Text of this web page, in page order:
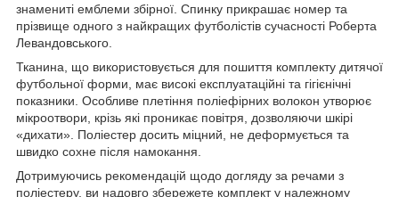
знамениті емблеми збірної. Спинку прикрашає номер та
прізвище одного з найкращих футболістів сучасності Роберта
Левандовського.
Тканина, що використовується для пошиття комплекту дитячої
футбольної форми, має високі експлуатаційні та гігієнічні
показники. Особливе плетіння поліефірних волокон утворює
мікроотвори, крізь які проникає повітря, дозволяючи шкірі
«дихати». Поліестер досить міцний, не деформується та
швидко сохне після намокання.
Дотримуючись рекомендацій щодо догляду за речами з
поліестеру, ви надовго збережете комплект у належному